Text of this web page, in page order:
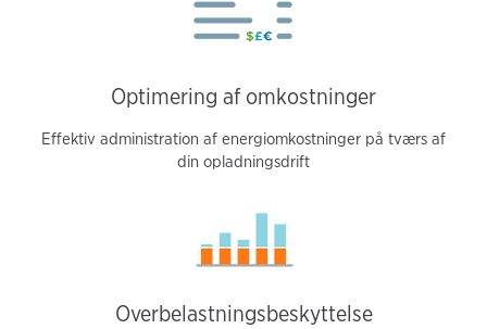
Optimering af omkostninger
Effektiv administration af energiomkostninger på tværs af
din opladningsdrift
Overbelastningsbeskyttelse